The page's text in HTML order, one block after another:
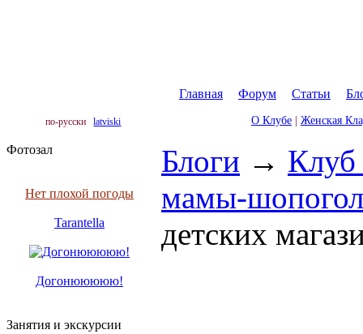
Главная Форум Статьи
по-русски latviski О Клубе Женская
Фотозал
Нет плохой погоды
Tarantella
Догонююююю!
Занятия и экскурсии
Блоги →
мамы-
детских